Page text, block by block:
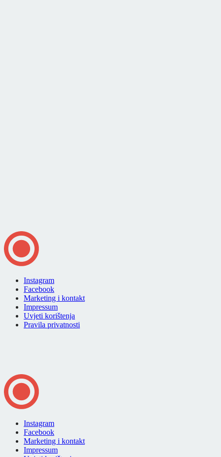
Instagram
Facebook
Marketing i kontakt
Impressum
Uvjeti korištenja
Pravila privatnosti
Instagram
Facebook
Marketing i kontakt
Impressum